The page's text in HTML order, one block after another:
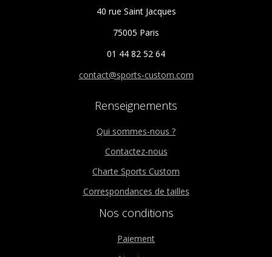
40 rue Saint Jacques
75005 Paris
01 44 82 52 64
contact@sports-custom.com
Renseignements
Qui sommes-nous ?
Contactez-nous
Charte Sports Custom
Correspondances de tailles
Nos conditions
Paiement